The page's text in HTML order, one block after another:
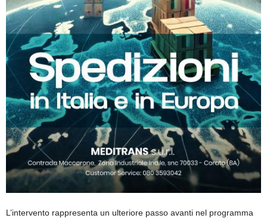
L’intervento rappresenta un ulteriore passo avanti nel programma